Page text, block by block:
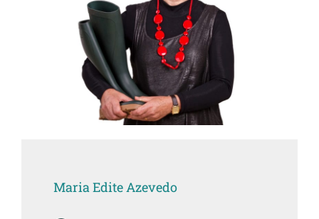
Maria Edite Azevedo